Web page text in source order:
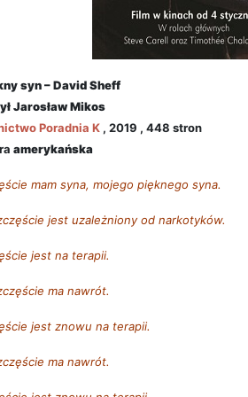
syn – David Sheff
Jarosław Mikos
Poradnia K , 2019 , 448 stron
amerykańska
mam syna, mojego pięknego syna.
jest uzależniony od narkotyków.
jest na terapii.
ma nawrót.
jest znowu na terapii.
ma nawrót.